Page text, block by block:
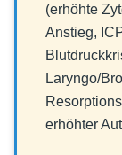
(erhöhte
Anstieg,
Laryngo/
erhöhter